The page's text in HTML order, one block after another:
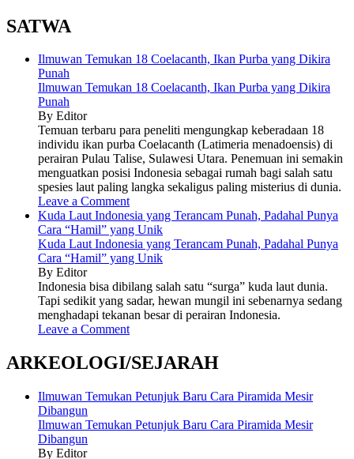
SATWA
Ilmuwan Temukan 18 Coelacanth, Ikan Purba yang Dikira
Punah
Ilmuwan Temukan 18 Coelacanth, Ikan Purba yang Dikira
Punah
By Editor
Temuan terbaru para peneliti mengungkap keberadaan 18
individu ikan purba Coelacanth (Latimeria menadoensis) di
perairan Pulau Talise, Sulawesi Utara. Penemuan ini semakin
menguatkan posisi Indonesia sebagai rumah bagi salah satu
spesies laut paling langka sekaligus paling misterius di dunia.
Leave a Comment
Kuda Laut Indonesia yang Terancam Punah, Padahal Punya
Cara “Hamil” yang Unik
Kuda Laut Indonesia yang Terancam Punah, Padahal Punya
Cara “Hamil” yang Unik
By Editor
Indonesia bisa dibilang salah satu “surga” kuda laut dunia.
Tapi sedikit yang sadar, hewan mungil ini sebenarnya sedang
menghadapi tekanan besar di perairan Indonesia.
Leave a Comment
ARKEOLOGI/SEJARAH
Ilmuwan Temukan Petunjuk Baru Cara Piramida Mesir
Dibangun
Ilmuwan Temukan Petunjuk Baru Cara Piramida Mesir
Dibangun
By Editor